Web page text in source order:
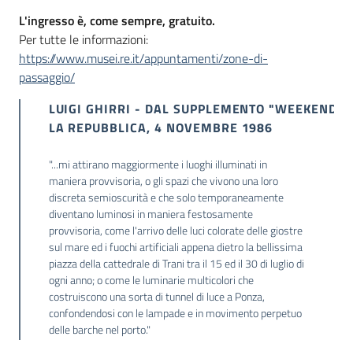
L'ingresso è, come sempre, gratuito.
Per tutte le informazioni:
https://www.musei.re.it/appuntamenti/zone-di-
passaggio/
LUIGI GHIRRI - DAL SUPPLEMENTO "WEEKEND",
LA REPUBBLICA, 4 NOVEMBRE 1986
"...mi attirano maggiormente i luoghi illuminati in
maniera provvisoria, o gli spazi che vivono una loro
discreta semioscurità e che solo temporaneamente
diventano luminosi in maniera festosamente
provvisoria, come l'arrivo delle luci colorate delle giostre
sul mare ed i fuochi artificiali appena dietro la bellissima
piazza della cattedrale di Trani tra il 15 ed il 30 di luglio di
ogni anno; o come le luminarie multicolori che
costruiscono una sorta di tunnel di luce a Ponza,
confondendosi con le lampade e in movimento perpetuo
delle barche nel porto."